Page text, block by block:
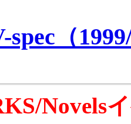
（
Novels